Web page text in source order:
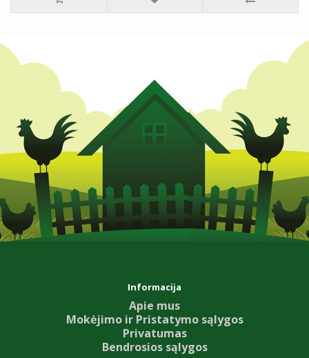
Informacija
Apie mus
Mokėjimo ir Pristatymo sąlygos
Privatumas
Bendrosios sąlygos